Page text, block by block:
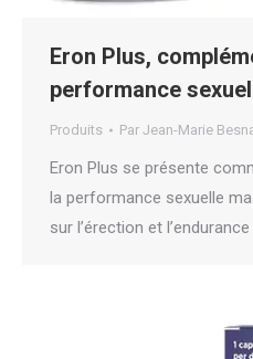
Eron Plus,
performance
Produits Par Jean-Marie
Eron Plus se présente
la performance sexuelle
sur l’érection et